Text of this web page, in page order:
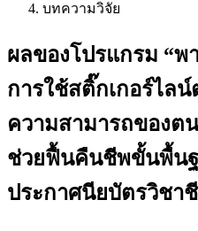
บทความวิจัย
ผลของโปรแกรม “พ
การใช้สติ๊กเกอร์ไล
ความสามารถของต
ช่วยฟื้นคืนชีพขั้นพื้นฐ
ประกาศนียบัตรวิชา